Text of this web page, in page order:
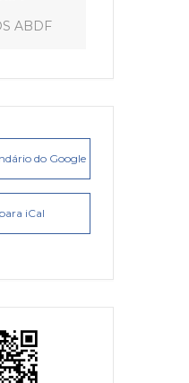
ABDF
do Google
iCal